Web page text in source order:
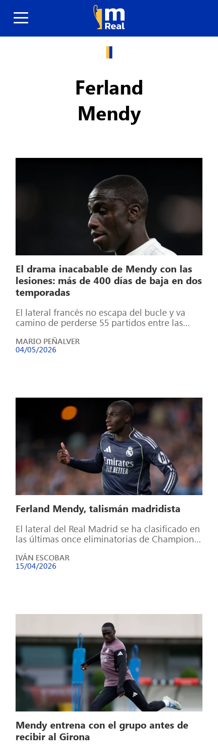
Ferland
Mendy
El drama inacabable de Mendy con las
lesiones: más de 400 días de baja en dos
temporadas
El lateral francés no escapa del bucle y va
camino de perderse 55 partidos entre las
MARIO PEÑALVER
04/05/2026
Ferland Mendy, talismán madridista
El lateral del Real Madrid se ha clasificado en
las últimas once eliminatorias de Champions
IVÁN ESCOBAR
15/04/2026
Mendy entrena con el grupo antes de
recibir al Girona